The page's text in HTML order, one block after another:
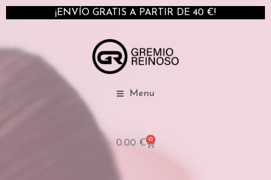
0.00 € 0
Menu
¡ENVÍO GRATIS A PARTIR DE 40 €!